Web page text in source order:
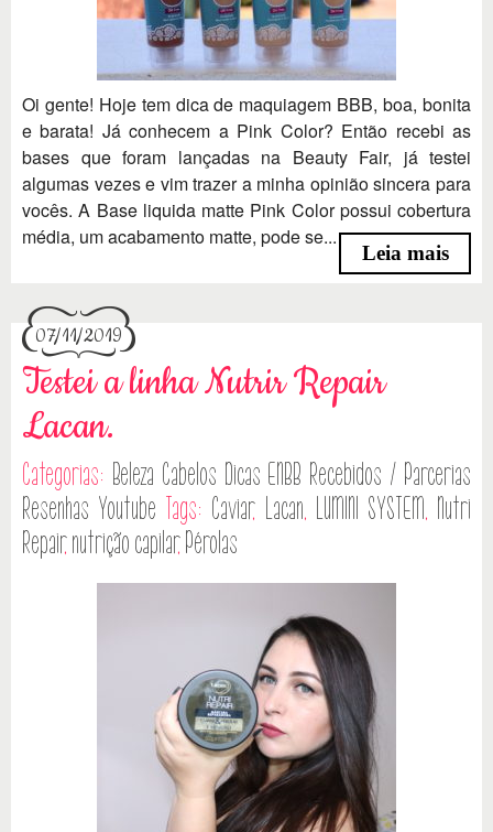
Oi gente! Hoje tem dica de maquiagem BBB, boa, bonita
e barata! Já conhecem a Pink Color? Então recebi as
bases que foram lançadas na Beauty Fair, já testei
algumas vezes e vim trazer a minha opinião sincera para
vocês. A Base liquida matte Pink Color possui cobertura
média, um acabamento matte, pode se...
Leia mais
07/11/2019
Testei a linha Nutrir Repair
Lacan.
Categorias: Beleza Cabelos Dicas ENBB Recebidos / Parcerias
Resenhas Youtube Tags: Caviar, Lacan, LUMINI SYSTEM, Nutri
Repair,nutrição capilar,Pérolas